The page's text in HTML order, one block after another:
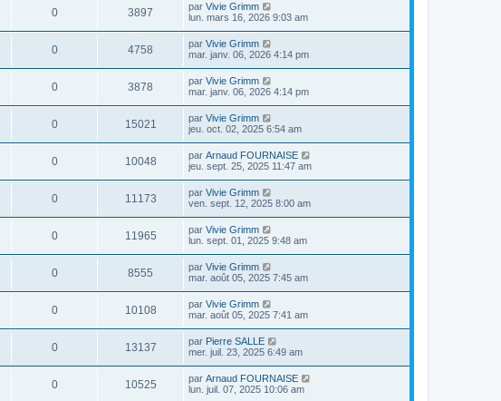
0 3897 par Vivie Grimm
lun. mars 16, 2026 9:03 am
0 4758 par Vivie Grimm
mar. janv. 06, 2026 4:14 pm
0 3878 par Vivie Grimm
mar. janv. 06, 2026 4:14 pm
0 15021 par Vivie Grimm
jeu. oct. 02, 2025 6:54 am
0 10048 par Arnaud FOURNAISE
jeu. sept. 25, 2025 11:47 am
0 11173 par Vivie Grimm
ven. sept. 12, 2025 8:00 am
0 11965 par Vivie Grimm
lun. sept. 01, 2025 9:48 am
0 8555 par Vivie Grimm
mar. août 05, 2025 7:45 am
0 10108 par Vivie Grimm
mar. août 05, 2025 7:41 am
0 13137 par Pierre SALLE
mer. juil. 23, 2025 6:49 am
0 10525 par Arnaud FOURNAISE
lun. juil. 07, 2025 10:06 am